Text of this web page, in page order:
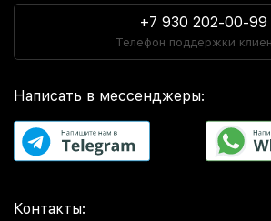
+7 930 202-00-99
Телефон поддержки
Написать в мессенджеры:
Контакты: